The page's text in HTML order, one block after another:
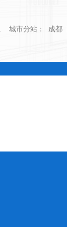
城市分站 ： 成都